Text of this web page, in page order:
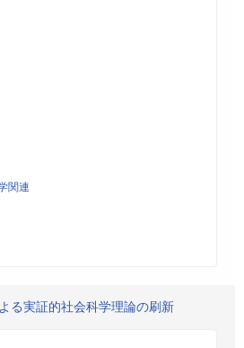
関連
る実証的社会科学理論の刷新